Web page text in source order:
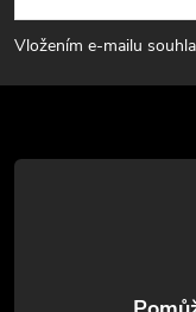
í
p
p
t
Vložením e-mailu